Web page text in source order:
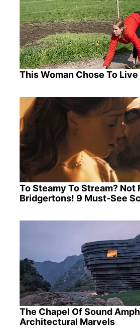
This Woman Chose To
To Steamy To Stream? Not
Bridgertons! 9 Must-See
The Chapel Of Sound
Architectural Marvels